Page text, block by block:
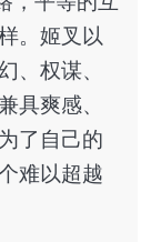
。姬叉以
、权谋、
具爽感、
了自己的
难以超越